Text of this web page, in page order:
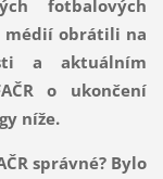
fotbalových
médií obrátili na
a aktuálním
o ukončení
níže.
správné? Bylo